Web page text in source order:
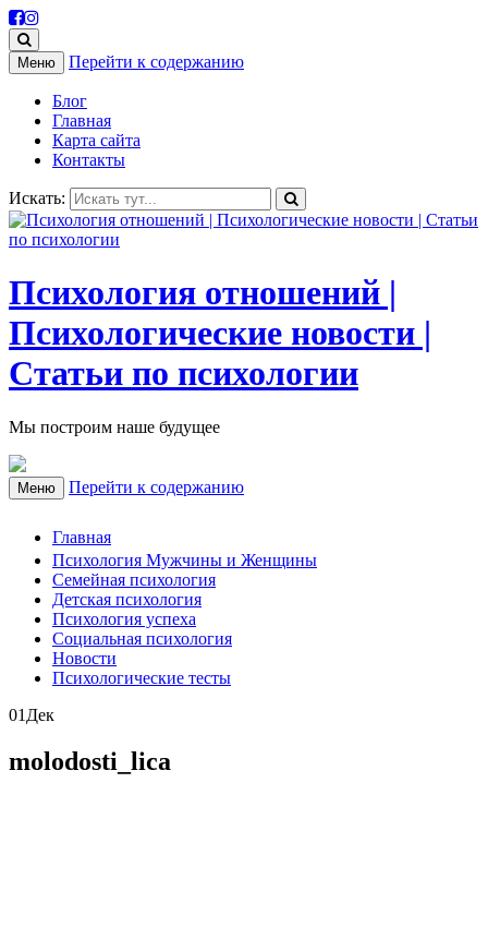
Меню Перейти к содержанию
Блог
Главная
Карта сайта
Контакты
Искать:
Психология отношений |
Психологические новости |
Статьи по психологии
Мы построим наше будущее
Меню Перейти к содержанию
Главная
Психология Мужчины и Женщины
Семейная психология
Детская психология
Психология успеха
Социальная психология
Новости
Психологические тесты
01 Дек
molodosti_lica